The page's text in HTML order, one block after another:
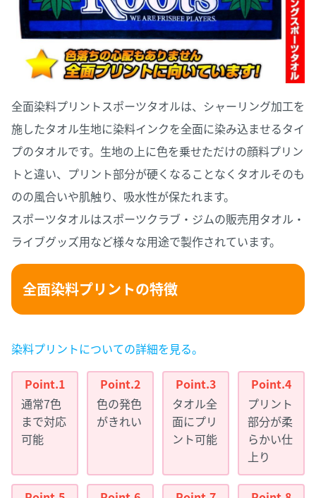
全面染料プリントスポーツタオルは、シャーリング加工を
施したタオル生地に染料インクを全面に染み込ませるタイ
プのタオルです。生地の上に色を乗せただけの顔料プリン
トと違い、プリント部分が硬くなることなくタオルそのも
のの風合いや肌触り、吸水性が保たれます。
スポーツタオルはスポーツクラブ・ジムの販売用タオル・
ライブグッズ用など様々な用途で製作されています。
全面染料プリントの特徴
染料プリントについての詳細を見る。
通常7色
まで対応
可能
色の発色
がきれい
タオル全
面にプリ
ント可能
プリント
部分が柔
らかい仕
上り